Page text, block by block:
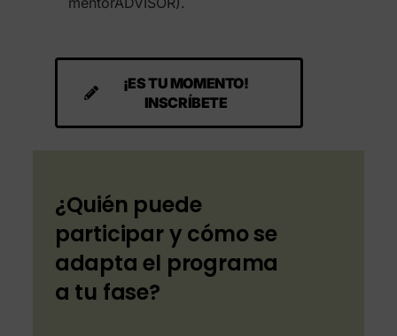
¡ES TU MOMENTO!
INSCRÍBETE
¿Quién puede
participar y cómo se
adapta el programa
a tu fase?